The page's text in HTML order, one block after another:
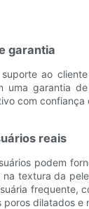
garantia
ao
uma garantia
com
reais
podem
na textura da
frequente,
poros dilatados e